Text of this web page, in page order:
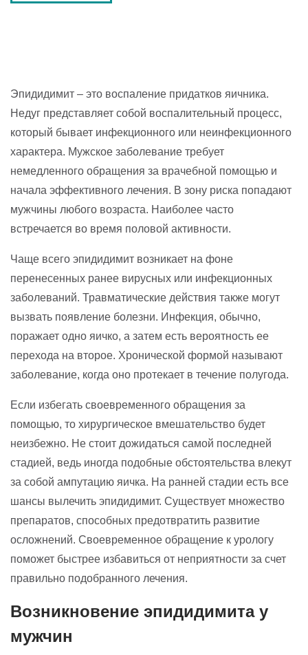
Эпидидимит – это воспаление придатков яичника.
Недуг представляет собой воспалительный процесс,
который бывает инфекционного или неинфекционного
характера. Мужское заболевание требует
немедленного обращения за врачебной помощью и
начала эффективного лечения. В зону риска попадают
мужчины любого возраста. Наиболее часто
встречается во время половой активности.
Чаще всего эпидидимит возникает на фоне
перенесенных ранее вирусных или инфекционных
заболеваний. Травматические действия также могут
вызвать появление болезни. Инфекция, обычно,
поражает одно яичко, а затем есть вероятность ее
перехода на второе. Хронической формой называют
заболевание, когда оно протекает в течение полугода.
Если избегать своевременного обращения за
помощью, то хирургическое вмешательство будет
неизбежно. Не стоит дожидаться самой последней
стадией, ведь иногда подобные обстоятельства влекут
за собой ампутацию яичка. На ранней стадии есть все
шансы вылечить эпидидимит. Существует множество
препаратов, способных предотвратить развитие
осложнений. Своевременное обращение к урологу
поможет быстрее избавиться от неприятности за счет
правильно подобранного лечения.
Возникновение эпидидимита у
мужчин